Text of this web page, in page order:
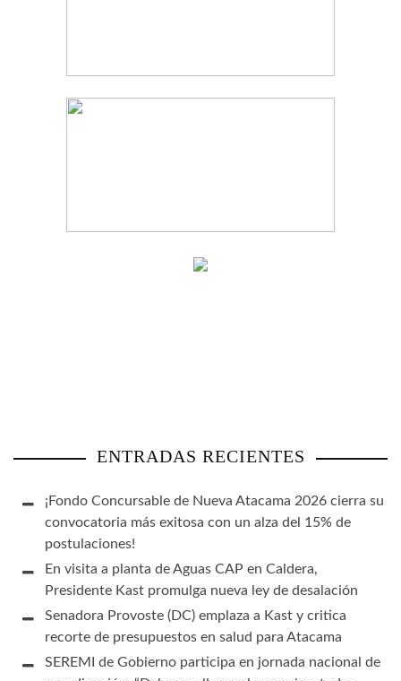
ENTRADAS RECIENTES
¡Fondo Concursable de Nueva Atacama 2026 cierra su
convocatoria más exitosa con un alza del 15% de
postulaciones!
En visita a planta de Aguas CAP en Caldera,
Presidente Kast promulga nueva ley de desalación
Senadora Provoste (DC) emplaza a Kast y critica
recorte de presupuestos en salud para Atacama
SEREMI de Gobierno participa en jornada nacional de